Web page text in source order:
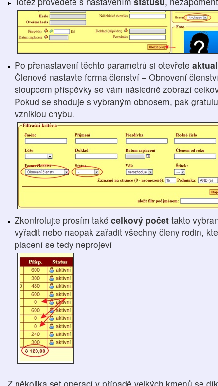
Po přenastavení těchto parametrů si otevřete
Členové nastavte forma členství – Obnovení
sloupcem příspěvky se vám následně zobrazí
Pokud se shoduje s vybraným obnosem, pak
vzniklou chybu.
Zkontrolujte prosím také celkový počet takto
vyřadit nebo naopak zařadit všechny členy rodin,
placení se tedy neprojeví
Z několika set operací v případě velkých kmenů se